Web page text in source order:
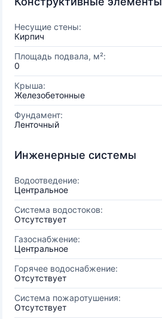
Несущие стены:
Кирпич
Площадь подвала, м²:
0
Крыша:
Железобетонные
Фундамент:
Ленточный
Инженерные системы
Водоотведение:
Центральное
Система водостоков:
Отсутствует
Газоснабжение:
Центральное
Горячее водоснабжение:
Отсутствует
Система пожаротушения:
Отсутствует